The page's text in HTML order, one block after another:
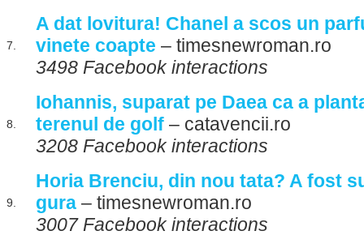
7.
A dat lovitura! Chanel a scos un
vinete coapte – timesnewroman.ro
3498 Facebook interactions
8.
Iohannis, suparat pe Daea ca a
terenul de golf – catavencii.ro
3208 Facebook interactions
9.
Horia Brenciu, din nou tata? A fost
gura – timesnewroman.ro
3007 Facebook interactions